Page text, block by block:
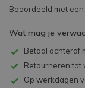
Beoordeeld met
Wat mag je
Betaal achteraf
Retourneren tot
Op werkdagen